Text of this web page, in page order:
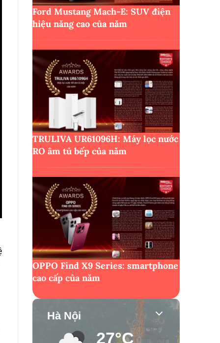
Ford Mustang Mach-E: SUV điện
hiệu năng cao của năm
TRULIVA UR61096H: Máy lọc nước
RO âm tủ bếp của năm
OPPO Find X9 Series: smartphone
cao cấp của năm
Hà Nội
27°C